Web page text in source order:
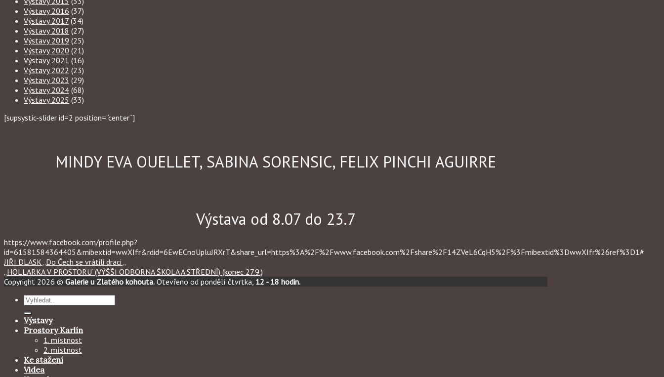
Výstavy 2016 (37)
Výstavy 2017 (34)
Výstavy 2018 (27)
Výstavy 2019 (25)
Výstavy 2020 (21)
Výstavy 2021 (16)
Výstavy 2022 (23)
Výstavy 2023 (29)
Výstavy 2024 (68)
Výstavy 2025 (33)
[supsystic-slider id=2 position=“center“]
MINDY EVA OUELLET, SABINA SORENSIC, FELIX PINCHI AGUIRRE
Výstava od 8.07 do 23.7
https://www.facebook.com/profile.php?
id=61581584364405&mibextid=wwXIfr&rdid=6EwECnoUpluJRXrT&share_url=https%3A%2F%2Fwww.facebook.com%2Fshare%2F14ZVeL6CqH5%2F%3Fmibextid%3DwwXIfr%26ref%3D1#
JIŘI DLASK „Do Čech se vrátili draci „
„HOLLARKA V PROSTORU“(VÝŠŠI ODBORNA ŠKOLA A STŘEDNÍ) (konec 27.9.)
Copyright 2026 © Galerie u Zlatého kohouta. Otevřeno od pondělí čtvrtka, 12 - 18 hodin.
Hledat:
Výstavy
Prostory Karlín
1. místnost
2. místnost
Ke stažení
Videa